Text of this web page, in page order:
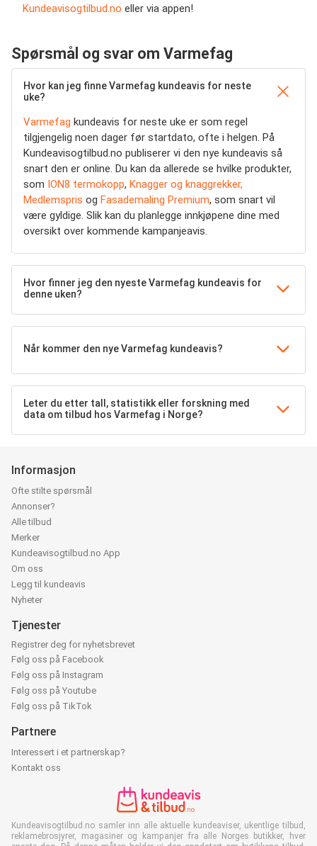
Kundeavisogtilbud.no eller via appen!
Spørsmål og svar om Varmefag
Hvor kan jeg finne Varmefag kundeavis for neste
uke?
Varmefag kundeavis for neste uke er som regel
tilgjengelig noen dager før startdato, ofte i helgen. På
Kundeavisogtilbud.no publiserer vi den nye kundeavis så
snart den er online. Du kan da allerede se hvilke produkter,
som ION8 termokopp, Knagger og knaggrekker,
Medlemspris og Fasademaling Premium, som snart vil
være gyldige. Slik kan du planlegge innkjøpene dine med
oversikt over kommende kampanjeavis.
Hvor finner jeg den nyeste Varmefag kundeavis for
denne uken?
Når kommer den nye Varmefag kundeavis?
Leter du etter tall, statistikk eller forskning med
data om tilbud hos Varmefag i Norge?
Informasjon
Ofte stilte spørsmål
Annonser?
Alle tilbud
Merker
Kundeavisogtilbud.no App
Om oss
Legg til kundeavis
Nyheter
Tjenester
Registrer deg for nyhetsbrevet
Følg oss på Facebook
Følg oss på Instagram
Følg oss på Youtube
Følg oss på TikTok
Partnere
Interessert i et partnerskap?
Kontakt oss
Kundeavisogtilbud.no samler inn alle aktuelle kundeaviser, ukentlige tilbud,
reklamebrosjyrer, magasiner og kampanjer fra alle Norges butikker, hver